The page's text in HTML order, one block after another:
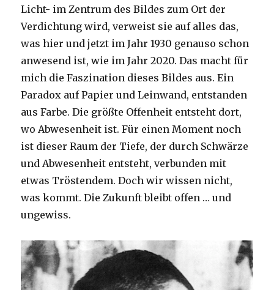
Licht- im Zentrum des Bildes zum Ort der
Verdichtung wird, verweist sie auf alles das,
was hier und jetzt im Jahr 1930 genauso schon
anwesend ist, wie im Jahr 2020. Das macht für
mich die Faszination dieses Bildes aus. Ein
Paradox auf Papier und Leinwand, entstanden
aus Farbe. Die größte Offenheit entsteht dort,
wo Abwesenheit ist. Für einen Moment noch
ist dieser Raum der Tiefe, der durch Schwärze
und Abwesenheit entsteht, verbunden mit
etwas Tröstendem. Doch wir wissen nicht,
was kommt. Die Zukunft bleibt offen … und
ungewiss.